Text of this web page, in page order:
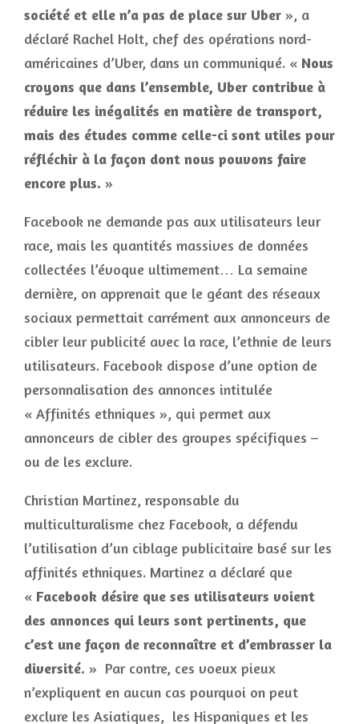
société et elle n’a pas de place sur Uber », a
déclaré Rachel Holt, chef des opérations nord-
américaines d’Uber, dans un communiqué. « Nous
croyons que dans l’ensemble, Uber contribue à
réduire les inégalités en matière de transport,
mais des études comme celle-ci sont utiles pour
réfléchir à la façon dont nous pouvons faire
encore plus. »
Facebook ne demande pas aux utilisateurs leur
race, mais les quantités massives de données
collectées l’évoque ultimement… La semaine
dernière, on apprenait que le géant des réseaux
sociaux permettait carrément aux annonceurs de
cibler leur publicité avec la race, l’ethnie de leurs
utilisateurs. Facebook dispose d’une option de
personnalisation des annonces intitulée
« Affinités ethniques », qui permet aux
annonceurs de cibler des groupes spécifiques –
ou de les exclure.
Christian Martinez, responsable du
multiculturalisme chez Facebook, a défendu
l’utilisation d’un ciblage publicitaire basé sur les
affinités ethniques. Martinez a déclaré que
« Facebook désire que ses utilisateurs voient
des annonces qui leurs sont pertinents, que
c’est une façon de reconnaître et d’embrasser la
diversité. » Par contre, ces voeux pieux
n’expliquent en aucun cas pourquoi on peut
exclure les Asiatiques, les Hispaniques et les